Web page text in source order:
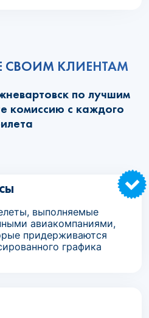
СВОИМ КЛИЕНТАМ
по лучшим
комиссию с каждого
выполняемые
авиакомпаниями,
придерживаются
графика